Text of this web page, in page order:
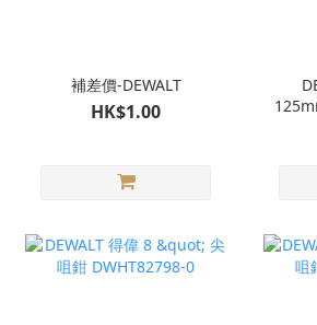
補差價-DEWALT
HK$1.00